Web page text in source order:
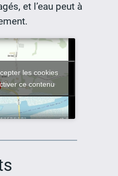
et l’eau peut à
les cookies
ce contenu